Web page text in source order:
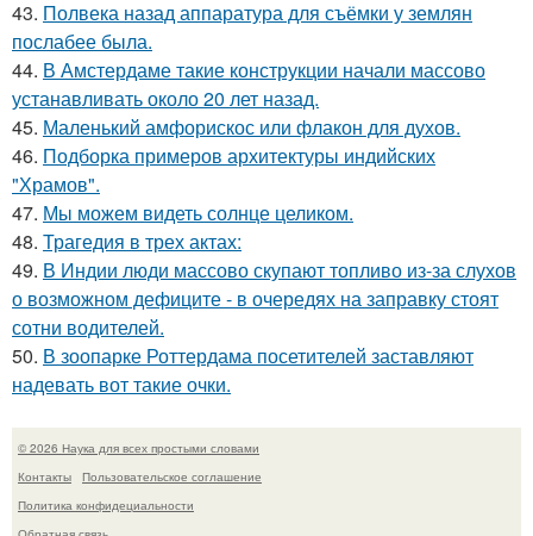
43. Полвека назад аппаратура для съёмки у землян
послабее была.
44. В Амстердаме такие конструкции начали массово
устанавливать около 20 лет назад.
45. Маленький амфорискос или флакон для духов.
46. Подборка примеров архитектуры индийских
"Храмов".
47. Мы можем видеть солнце целиком.
48. Трагедия в трех актах:
49. В Индии люди массово скупают топливо из-за слухов
о возможном дефиците - в очередях на заправку стоят
сотни водителей.
50. В зоопарке Роттердама посетителей заставляют
надевать вот такие очки.
© 2026 Наука для всех простыми словами
Контакты
Пользовательское соглашение
Политика конфидециальности